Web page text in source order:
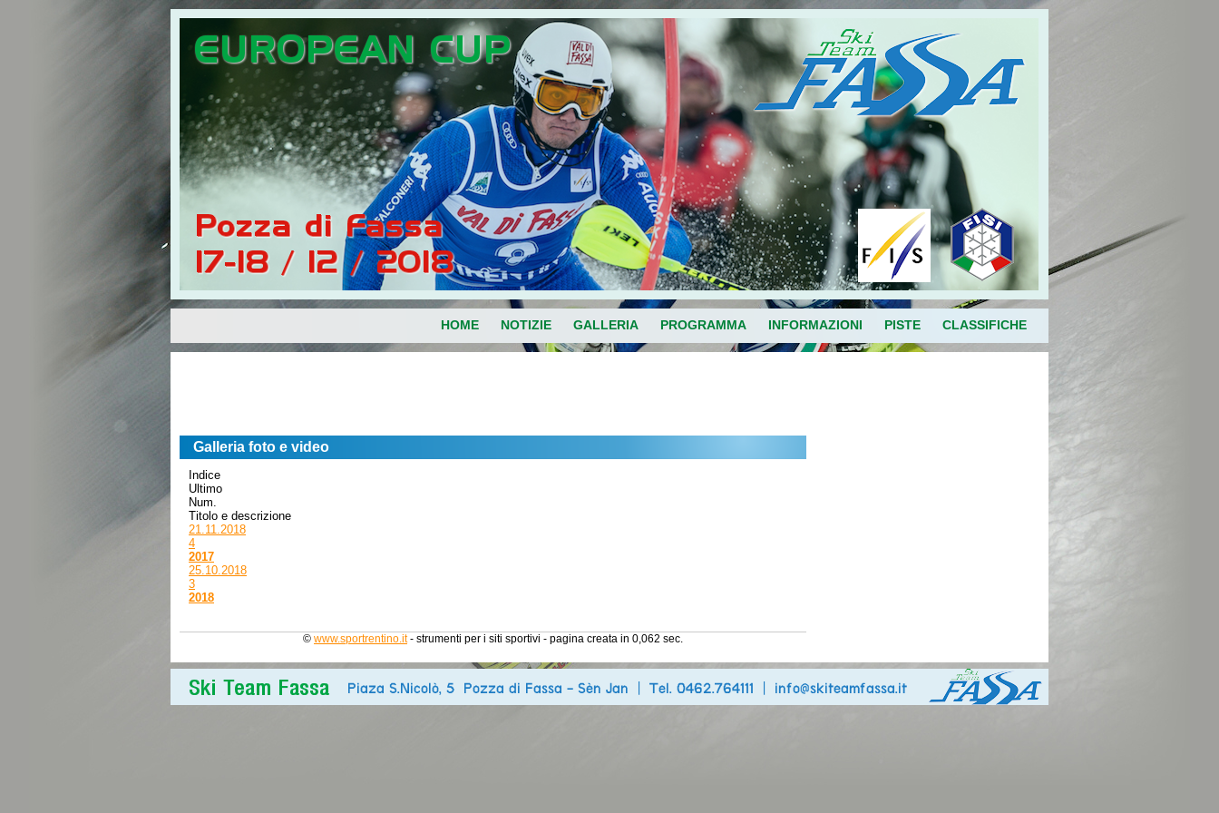
HOME NOTIZIE GALLERIA PROGRAMMA INFORMAZIONI PISTE CLASSIFICHE
Galleria foto e video
Indice
Ultimo
Num.
Titolo e descrizione
21.11.2018
4
2017
25.10.2018
3
2018
© www.sportrentino.it- strumenti per i siti sportivi - pagina creata in 0,062 sec.